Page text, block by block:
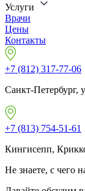
Услуги
Врачи
Цены
Контакты
+7 (812) 317-77-06
Санкт-Петербург,
+7 (813) 754-51-61
Кингисепп,
Не знаете, с чего